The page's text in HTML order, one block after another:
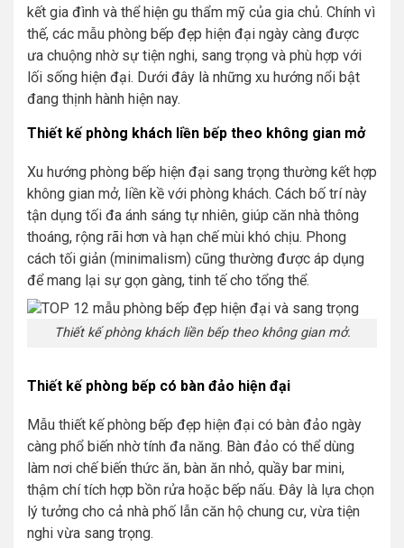
kết gia đình và thể hiện gu thẩm mỹ của gia chủ. Chính vì
thế, các mẫu phòng bếp đẹp hiện đại ngày càng được
ưa chuộng nhờ sự tiện nghi, sang trọng và phù hợp với
lối sống hiện đại. Dưới đây là những xu hướng nổi bật
đang thịnh hành hiện nay.
Thiết kế phòng khách liền bếp theo không gian mở
Xu hướng phòng bếp hiện đại sang trọng thường kết hợp
không gian mở, liền kề với phòng khách. Cách bố trí này
tận dụng tối đa ánh sáng tự nhiên, giúp căn nhà thông
thoáng, rộng rãi hơn và hạn chế mùi khó chịu. Phong
cách tối giản (minimalism) cũng thường được áp dụng
để mang lại sự gọn gàng, tinh tế cho tổng thể.
Thiết kế phòng khách liền bếp theo không gian mở.
Thiết kế phòng bếp có bàn đảo hiện đại
Mẫu thiết kế phòng bếp đẹp hiện đại có bàn đảo ngày
càng phổ biến nhờ tính đa năng. Bàn đảo có thể dùng
làm nơi chế biến thức ăn, bàn ăn nhỏ, quầy bar mini,
thậm chí tích hợp bồn rửa hoặc bếp nấu. Đây là lựa chọn
lý tưởng cho cả nhà phố lẫn căn hộ chung cư, vừa tiện
nghi vừa sang trọng.